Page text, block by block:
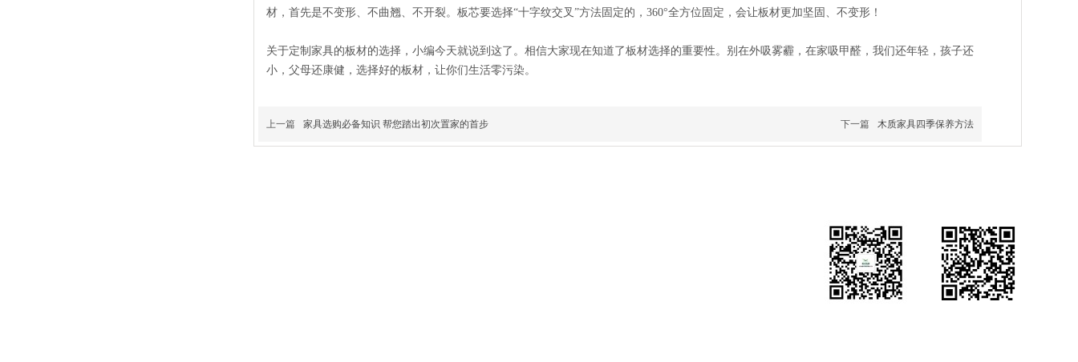
材，首先是不变形、不曲翘、不开裂。板芯要选择“十字纹交叉”方法固定的，360°全方位固定，会让板材更加坚固、不变形！
关于定制家具的板材的选择，小编今天就说到这了。相信大家现在知道了板材选择的重要性。别在外吸雾霾，在家吸甲醛，我们还年轻，孩子还
小，父母还康健，选择好的板材，让你们生活零污染。
上一篇 家具选购必备知识 帮您踏出初次置家的首步 下一篇 木质家具四季保养方法